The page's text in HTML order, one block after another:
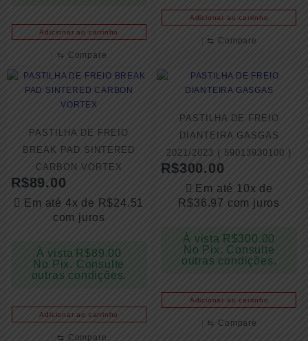
Adicionar ao carrinho
⇆ Compare
Adicionar ao carrinho
⇆ Compare
PASTILHA DE FREIO
BREAK PAD SINTERED
CARBON VORTEX
R$89.00
Em até 4x de R$24.51
com juros
À vista R$89.00
No Pix. Consulte
outras condições.
Adicionar ao carrinho
⇆ Compare
PASTILHA DE FREIO
DIANTEIRA GASGAS
2021/2023 ( 59013930100 )
R$300.00
Em até 10x de
R$36.97 com juros
À vista R$300.00
No Pix. Consulte
outras condições.
Adicionar ao carrinho
⇆ Compare